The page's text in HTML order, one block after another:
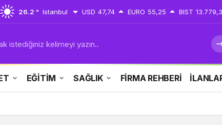
26.2 ° Istanbul USD 47,74 EURO 55,25 BIST
istediğiniz kelimeyi yazın..
EĞİTİM SAĞLIK FİRMA REHBERİ